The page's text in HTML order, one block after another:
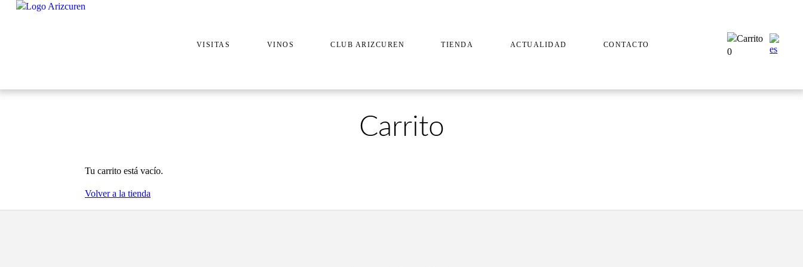
VISITAS VINOS CLUB ARIZCUREN TIENDA ACTUALIDAD CONTACTO
0
Carrito
Tu carrito está vacío.
Volver a la tienda